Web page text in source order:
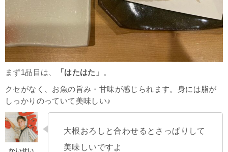
まず1品目は、 「はたはた」 。
クセがなく、お魚の旨み・甘味が感じられます。身には脂が
しっかりのっていて美味しい♪
大根おろしと合わせるとさっぱりして
美味しいですよ